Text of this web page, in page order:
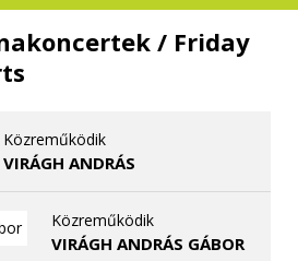
/ Friday
Közreműködik
VIRÁGH ANDRÁS
Közreműködik
VIRÁGH ANDRÁS GÁBOR